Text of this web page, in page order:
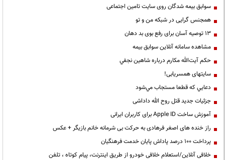
سوابق بیمه شدگان روی سایت تامین اجتماعی
همجنس گرایی در شبکه من و تو
13 توصیه آسان برای رفع بوی بد دهان
مشاهده سامانه آنلاين سوابق بیمه
حكم آيت‌الله مكارم درباره شاهين نجفي
سایتهای همسریابی!
دعايي كه قطعا مستجاب مي‌شود
جزئیات جدید قتل روح الله داداشی
آموزش ساخت Apple ID برای کاربران ایرانی
راز خنده های اصغر فرهادی به حرکت بی شرمانه خانم بازیگر + عکس
پرداخت ۱۰۰ درصد پاداش پایان خدمت فرهنگیان
خلافی آنلاین/استعلام خلافی خودرو از طریق اینترنت، پیام کوتاه ، تلفن